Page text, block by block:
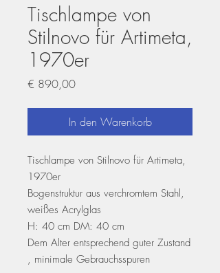
Tischlampe von
Stilnovo für Artimeta,
1970er
€ 890,00Preis
In den Warenkorb
Tischlampe von Stilnovo für Artimeta,
1970er
Bogenstruktur aus verchromtem Stahl,
weißes Acrylglas
H: 40 cm DM: 40 cm
Dem Alter entsprechend guter Zustand
, minimale Gebrauchsspuren